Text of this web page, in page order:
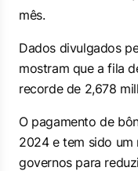
mês.
Dados divulgados
mostram que a fila
recorde de 2,678
O pagamento de
2024 e tem sido um
governos para